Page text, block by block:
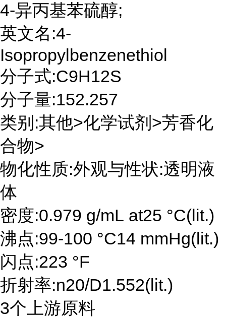
4-异丙基苯硫醇;
英文名:4-
Isopropylbenzenethiol
分子式:C9H12S
分子量:152.257
类别:其他>化学试剂>芳香化
合物>
物化性质:外观与性状:透明液
体
密度:0.979 g/mL at25 °C(lit.)
沸点:99-100 °C14 mmHg(lit.)
闪点:223 °F
折射率:n20/D1.552(lit.)
3个上游原料